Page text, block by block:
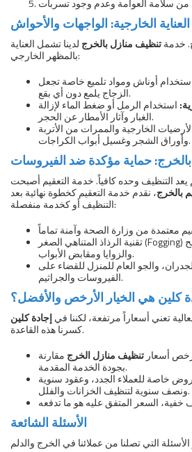
العناية الخارجية: الواجهات والأحواش
خدمةتنظيف منازل بالخرج لدينا تشمل العناية
بالمظهر الخارجي:
أوناش ومواد تلميع خاصة تجعل
الزجاج يلمع دون أي بقع.
استخدام الرمل أو ضغط الماء لإزالة
الغبار وآثار الأمطار عن الحجر.
الخارجية والممرات من الأتربة
وأوراق الشجر وغسيل أبواب الكراجات.
حماية مؤكدة ضد الفيروسات
التنظيف وحده كافياً. خدمة التعقيم أصبحت
بالخرج، نقدم خدمة التعقيم كخطوة نهائية بعد
التنظيف أو كخدمة منفصلة:
تقنية الرذاذ المتناهي الصغر (Fogging) للوصول إلى كافة الأسطح
والزوايا ومقابض الأبواب.
والجو العام للمنزل للقضاء على
الفيروسات والجراثيم.
كلين هي الخيار الأرخص والأفضل؟
تعني أسعاراً مرتفعة، لكننا فيإجادة كلين
كسرنا هذه القاعدة.
أسعار تنظيف منازل الخرج مقارنة
بجودة الخدمة المقدمة.
خاصة للعملاء الجدد، وعقود سنوية
ونصف سنوية لتنظيف الخزانات والفلل.